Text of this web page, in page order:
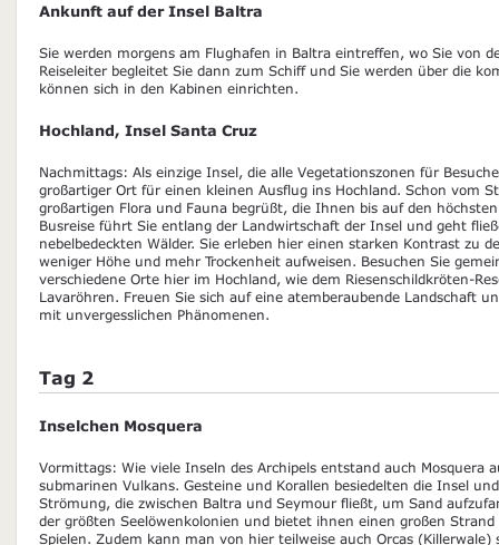
Ankunft auf der Insel Baltra
Sie werden morgens am Flughafen in Baltra eintreffen, wo Sie von
Reiseleiter begleitet Sie dann zum Schiff und Sie werden über die
können sich in den Kabinen einrichten.
Hochland, Insel Santa Cruz
Nachmittags: Als einzige Insel, die alle Vegetationszonen für
großartiger Ort für einen kleinen Ausflug ins Hochland. Schon vom
großartigen Flora und Fauna begrüßt, die Ihnen bis auf den
Busreise führt Sie entlang der Landwirtschaft der Insel und geht
nebelbedeckten Wälder. Sie erleben hier einen starken Kontrast zu
weniger Höhe und mehr Trockenheit aufweisen. Besuchen Sie
verschiedene Orte hier im Hochland, wie dem Riesenschildkröten-
Lavaröhren. Freuen Sie sich auf eine atemberaubende Landschaft
mit unvergesslichen Phänomenen.
Tag 2
Inselchen Mosquera
Vormittags: Wie viele Inseln des Archipels entstand auch Mosquera
submarinen Vulkans. Gesteine und Korallen besiedelten die Insel
Strömung, die zwischen Baltra und Seymour fließt, um Sand
der größten Seelöwenkolonien und bietet ihnen einen großen
Spielen. Zudem kann man von hier teilweise auch Orcas (Killerwale)